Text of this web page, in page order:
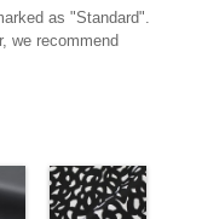
as "Standard".
we recommend